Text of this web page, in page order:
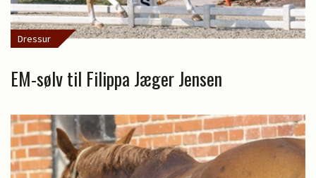
Dressur
EM-sølv til Filippa Jæger Jensen